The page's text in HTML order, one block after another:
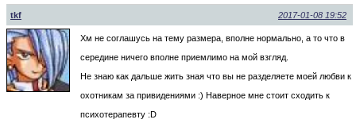
tkf 2017-01-08 19:52
Хм не соглашусь на тему размера, вполне нормально, а то что в
середине ничего вполне приемлимо на мой взгляд.
Не знаю как дальше жить зная что вы не разделяете моей любви к
охотникам за привидениями :) Наверное мне стоит сходить к
психотерапевту :D